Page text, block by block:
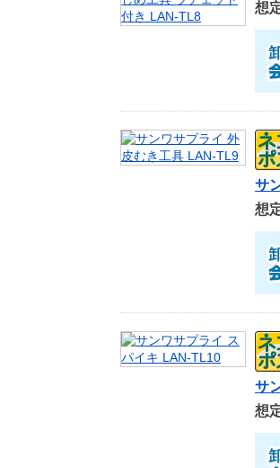
想
サ
想
サ
想